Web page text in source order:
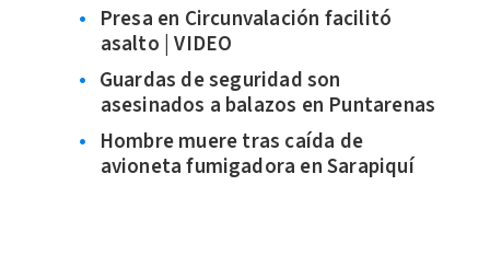
Presa en Circunvalación facilitó
asalto | VIDEO
Guardas de seguridad son
asesinados a balazos en Puntarenas
Hombre muere tras caída de
avioneta fumigadora en Sarapiquí